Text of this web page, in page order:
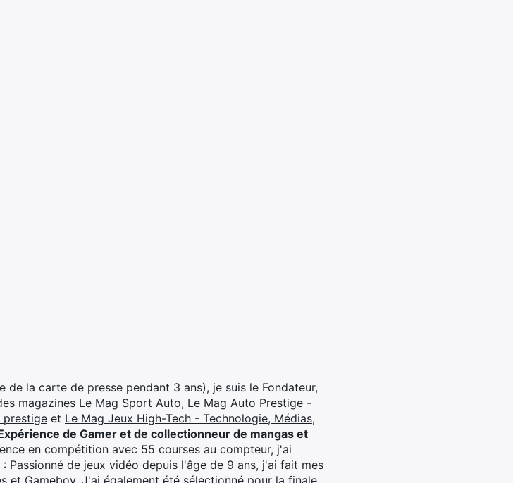
de la carte de presse pendant 3 ans), je suis le Fondateur,
magazines Le Mag Sport Auto, Le Mag Auto Prestige -
prestige et Le Mag Jeux High-Tech - Technologie, Médias,
de Gamer et de collectionneur de mangas et
en compétition avec 55 courses au compteur, j'ai
Passionné de jeux vidéo depuis l'âge de 9 ans, j'ai fait mes
et Gameboy. J'ai également été sélectionné pour la finale